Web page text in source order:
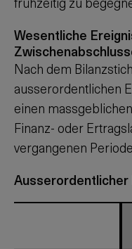
Wesentliche
Nach dem
ausserordentlichen
einen
Finanz- oder
vergangenen
Ausserordentlicher